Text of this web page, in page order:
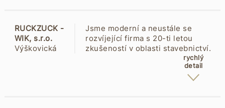
INVADO, VASCO, CLASSEN,
AGMAR, MIKEA, WIKED.
RUCKZUCK -
WIK, s.r.o.
Výškovická
Jsme moderní a neustále se
rozvíjející firma s 20-ti letou
zkušeností v oblasti stavebnictví.
Patříme do řetězce jednoho z
největších prodejců podlah a
rychlý
detail